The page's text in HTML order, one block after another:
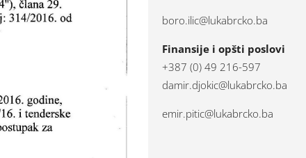
boro.ilic@lukabrcko.ba
Finansije i opšti poslovi
+387 (0) 49 216-597
damir.djokic@lukabrcko.ba
emir.pitic@lukabrcko.ba